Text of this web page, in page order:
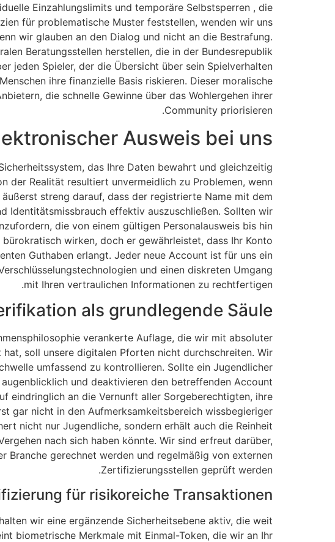
Einzahlungslimits und temporäre Selbstsperren , die
für problematische Muster feststellen, wenden wir uns
wir glauben an den Dialog und nicht an die Bestrafung.
Beratungsstellen herstellen, die in der Bundesrepublik
jeden Spieler, der die Übersicht über sein Spielverhalten
ihre finanzielle Basis riskieren. Dieser moralische
die schnelle Gewinne über das Wohlergehen ihrer
Community priorisieren.
Ausweis bei uns
das Ihre Daten bewahrt und gleichzeitig
der Realität resultiert unvermeidlich zu Problemen, wenn
streng darauf, dass der registrierte Name mit dem
Identitätsmissbrauch effektiv auszuschließen. Sollten wir
die von einem gültigen Personalausweis bis hin
wirken, doch er gewährleistet, dass Ihr Konto
Guthaben erlangt. Jeder neue Account ist für uns ein
und einen diskreten Umgang
mit Ihren vertraulichen Informationen zu rechtfertigen.
als grundlegende Säule
verankerte Auflage, die wir mit absoluter
soll unsere digitalen Pforten nicht durchschreiten. Wir
umfassend zu kontrollieren. Sollte ein Jugendlicher
und deaktivieren den betreffenden Account
eindringlich an die Vernunft aller Sorgeberechtigten, ihre
gar nicht in den Aufmerksamkeitsbereich wissbegieriger
nicht nur Jugendliche, sondern erhält auch die Reinheit
nach sich haben könnte. Wir sind erfreut darüber,
Branche gerechnet werden und regelmäßig von externen
Zertifizierungsstellen geprüft werden.
für risikoreiche Transaktionen
wir eine ergänzende Sicherheitsebene aktiv, die weit
biometrische Merkmale mit Einmal-Token, die wir an Ihr